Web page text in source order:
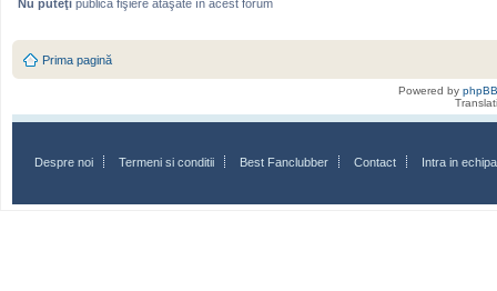
Nu puteţi publica fişiere ataşate în acest forum
Prima pagină
Powered by phpBB
Despre noi Termeni si conditii Best Fanclubber Contact Intra in